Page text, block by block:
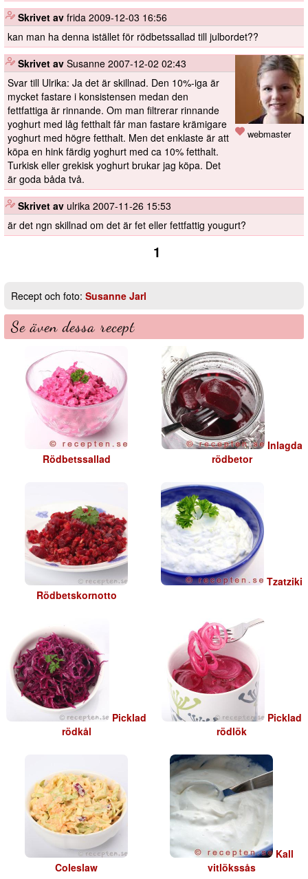
Skrivet av frida 2009-12-03 16:56
kan man ha denna istället för rödbetssallad till julbordet??
webmaster
Skrivet av Susanne 2007-12-02 02:43
Svar till Ulrika: Ja det är skillnad. Den 10%-iga är
mycket fastare i konsistensen medan den
fettfattiga är rinnande. Om man filtrerar rinnande
yoghurt med låg fetthalt får man fastare krämigare
yoghurt med högre fetthalt. Men det enklaste är att
köpa en hink färdig yoghurt med ca 10% fetthalt.
Turkisk eller grekisk yoghurt brukar jag köpa. Det
är goda båda två.
Skrivet av ulrika 2007-11-26 15:53
är det ngn skillnad om det är fet eller fettfattig yougurt?
1
Recept och foto: Susanne Jarl
Se även dessa recept
Rödbetssallad
Inlagda
rödbetor
Rödbetskornotto
Tzatziki
Picklad
rödkål
Picklad
rödlök
Coleslaw
Kall
vitlökssås